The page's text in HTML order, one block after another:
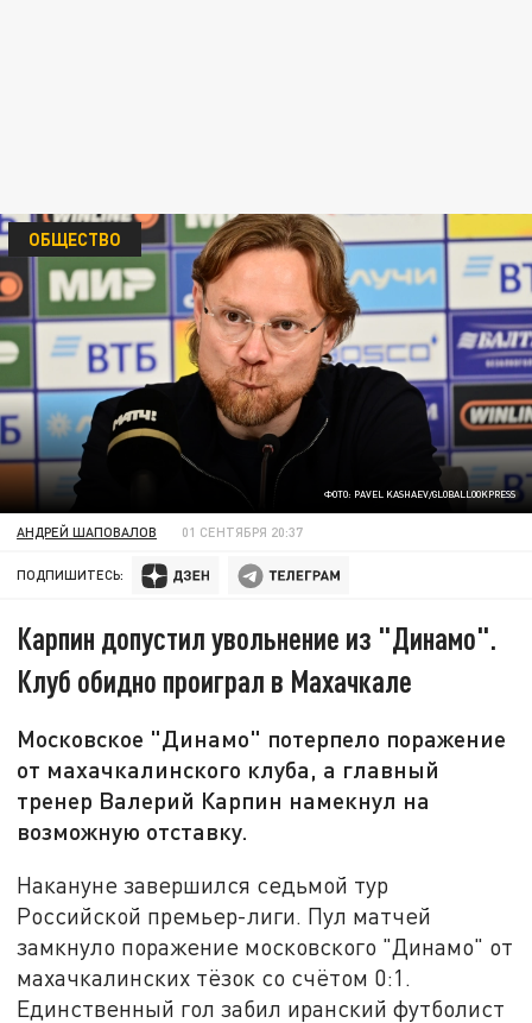
ФОТО: PAVEL KASHAEV/GLOBALLOOKPRESS
ОБЩЕСТВО
АНДРЕЙ ШАПОВАЛОВ 01 СЕНТЯБРЯ 20:37
ПОДПИШИТЕСЬ:
Карпин допустил увольнение из "Динамо".
Клуб обидно проиграл в Махачкале
Московское "Динамо" потерпело поражение
от махачкалинского клуба, а главный
тренер Валерий Карпин намекнул на
возможную отставку.
Накануне завершился седьмой тур
Российской премьер-лиги. Пул матчей
замкнуло поражение московского "Динамо" от
махачкалинских тёзок со счётом 0:1.
Единственный гол забил иранский футболист